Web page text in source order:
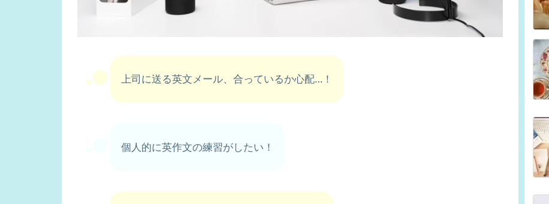
上司に送る英文メール、合っているか心配…！
個人的に英作文の練習がしたい！